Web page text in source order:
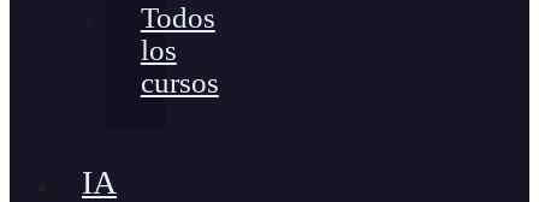
Todos
los
cursos
IA